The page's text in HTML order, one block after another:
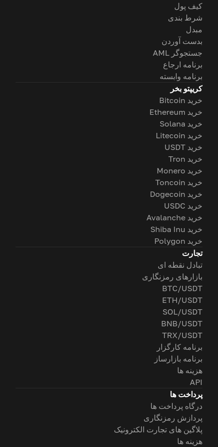
کیف پول
شرط بندی
مبدل
بدست آوردن
جستجوگر AML
برنامه ارجاع
برنامه وابسته
کریپتو بخر
خرید Bitcoin
خرید Ethereum
خرید Solana
خرید Litecoin
خرید USDT
خرید Tron
خرید Monero
خرید Toncoin
خرید Dogecoin
خرید USDC
خرید Avalanche
خرید Shiba Inu
خرید Polygon
تجارت
تبادل نقطه ای
بازارهای رمزنگاری
BTC/USDT
ETH/USDT
SOL/USDT
BNB/USDT
TRX/USDT
برنامه کارگزار
برنامه بازارساز
هزینه ها
API
پرداخت ها
درگاه پرداخت ها
پردازش رمزنگاری
پلاگین های تجارت الکترونیک
هزینه ها